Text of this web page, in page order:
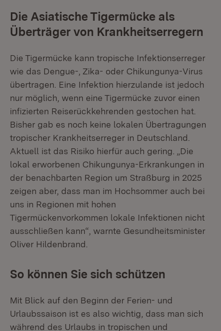
Die Asiatische Tigermücke als
Überträger von Krankheitserregern
Die Tigermücke kann tropische Infektionserreger
wie das Dengue-, Zika- oder Chikungunya-Virus
übertragen. Eine Infektion hierzulande ist jedoch
nur möglich, wenn eine Tigermücke zuvor einen
infizierten Reiserückkehrenden gestochen hat.
Bisher gab es noch keine lokalen Übertragungen
tropischer Krankheitserreger in Deutschland.
Aktuell ist das Risiko hierfür auch gering. „Die
lokal erworbenen Chikungunya-Erkrankungen in
der benachbarten Region um Straßburg in 2025
zeigen aber, dass man im Hochsommer auch bei
uns in Regionen mit hohen
Tigermückenvorkommen lokale Infektionen nicht
ausschließen kann“, warnte Gesundheitsminister
Oliver Hildenbrand.
So können Sie sich schützen
Mit Blick auf den Beginn der Ferien- und
Urlaubssaison ist es also wichtig, dass man sich
während des Urlaubs in tropischen und